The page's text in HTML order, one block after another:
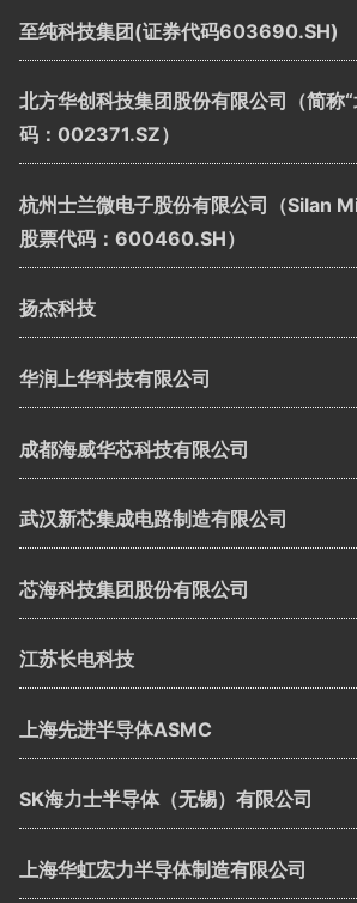
至纯科技集团(证券代码603690.SH)
北方华创科技集团股份有限公司（简称
码：002371.SZ）
杭州士兰微电子股份有限公司（Silan
股票代码：600460.SH）
扬杰科技
华润上华科技有限公司
成都海威华芯科技有限公司
武汉新芯集成电路制造有限公司
芯海科技集团股份有限公司
江苏长电科技
上海先进半导体ASMC
SK海力士半导体（无锡）有限公司
上海华虹宏力半导体制造有限公司